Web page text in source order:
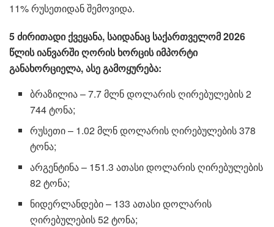
11% რუსეთიდან შემოვიდა.
5 ძირითადი ქვეყანა, საიდანაც საქართველომ 2026
წლის იანვარში ღორის ხორცის იმპორტი
განახორციელა, ასე გამოყურება:
ბრაზილია – 7.7 მლნ დოლარის ღირებულების 2
744 ტონა;
რუსეთი – 1.02 მლნ დოლარის ღირებულების 378
ტონა;
არგენტინა – 151.3 ათასი დოლარის ღირებულების
82 ტონა;
ნიდერლანდები – 133 ათასი დოლარის
ღირებულების 52 ტონა;